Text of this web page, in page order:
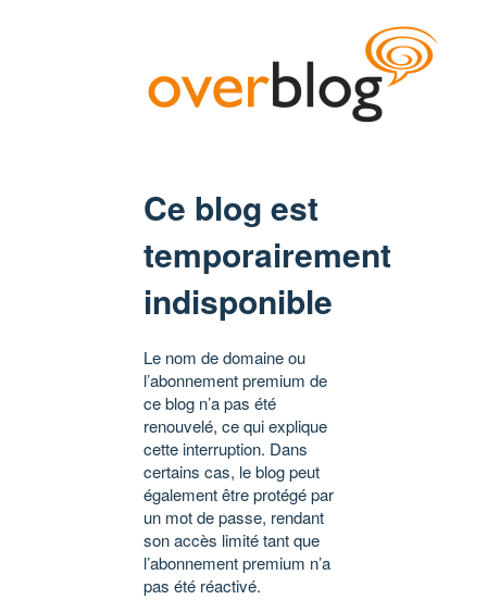
Ce blog est
temporairement
indisponible
Le nom de domaine ou
l’abonnement premium de
ce blog n’a pas été
renouvelé, ce qui explique
cette interruption. Dans
certains cas, le blog peut
également être protégé par
un mot de passe, rendant
son accès limité tant que
l’abonnement premium n’a
pas été réactivé.